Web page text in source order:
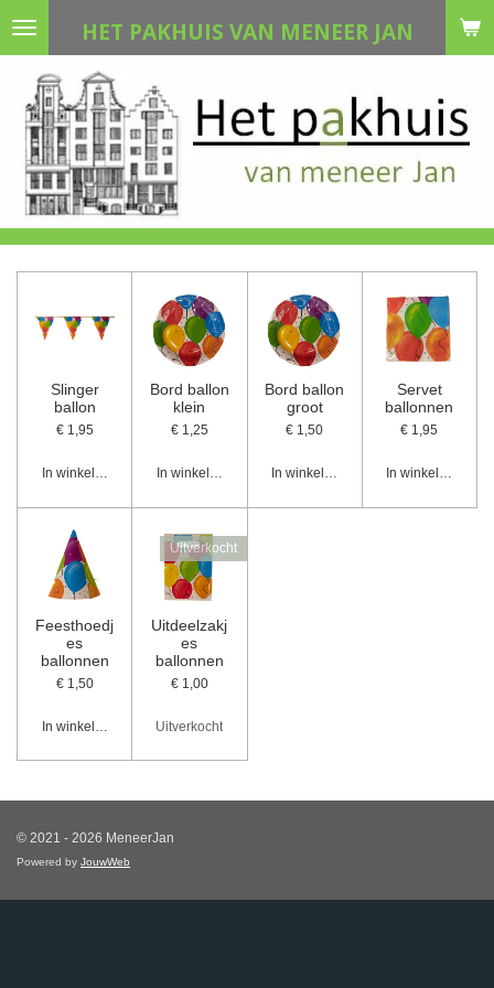
Ga
hoofdinhoud
HET PAKHUIS VAN MENEER JAN
Slinger
ballon
€ 1,95
In winkelwagen
Bord ballon
klein
€ 1,25
In winkelwagen
Bord ballon
groot
€ 1,50
In winkelwagen
Servet
ballonnen
€ 1,95
In winkelwagen
Feesthoedj
es
ballonnen
€ 1,50
In winkelwagen
Uitverkocht
Uitdeelzakj
es
ballonnen
€ 1,00
Uitverkocht
© 2021 - 2026 MeneerJan
Powered by JouwWeb